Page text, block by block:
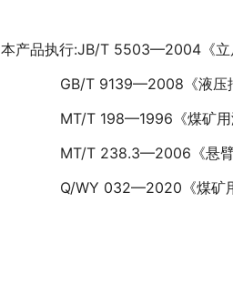
本产品执行:JB/T 5503—2004《立
GB/T 9139—2008《液压挖
MT/T 198—1996《煤矿用液
MT/T 238.3—2006《悬臂式
Q/WY 032—2020《煤矿用